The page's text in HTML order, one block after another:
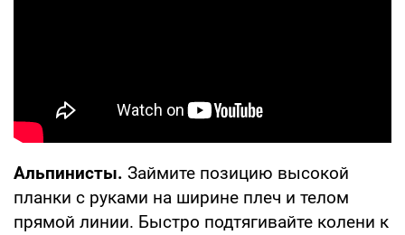
Альпинисты. Займите позицию высокой
планки с руками на ширине плеч и телом
прямой линии. Быстро подтягивайте колени к